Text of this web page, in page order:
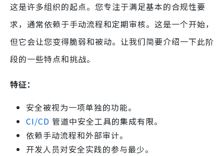
这是许多组织的起点。您专注于满足基本的合规性要
求，通常依赖于手动流程和定期审核。这是一个开始，
但它会让您变得脆弱和被动。让我们简要介绍一下此阶
段的一些特点和挑战。
特征：
安全被视为一项单独的功能。
CI/CD 管道中安全工具的集成有限。
依赖手动流程和外部审计。
开发人员对安全实践的参与最少。